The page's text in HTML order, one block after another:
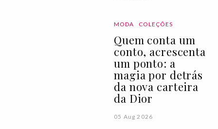
MODA COLEÇÕES
Quem conta um
conto, acrescenta
um ponto: a
magia por detrás
da nova carteira
da Dior
05 Aug 2026